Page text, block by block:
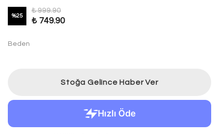
%25
₺ 999.90
₺ 749.90
Beden
Stoğa Gelince Haber Ver